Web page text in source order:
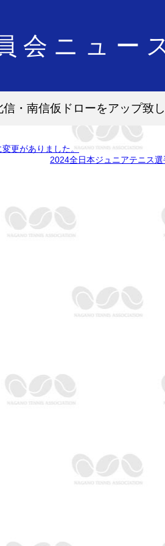
会ニュー
・南信仮ドローをアップ致し
更がありました。
2024全日本ジュニアテニス